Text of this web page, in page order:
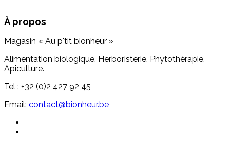
À propos
Magasin « Au p'tit bionheur »
Alimentation biologique, Herboristerie, Phytothérapie,
Apiculture.
Tel : +32 (0)2 427 92 45
Email: contact@bionheur.be